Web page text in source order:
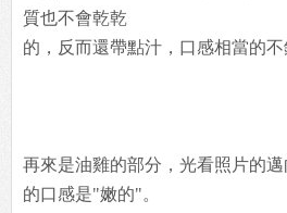
質也不會乾乾
的，反而還帶點汁，口感相當的不
再來是油雞的部分，光看照片的
的口感是"嫩的"。